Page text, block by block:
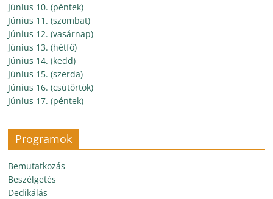
Június 10. (péntek)
Június 11. (szombat)
Június 12. (vasárnap)
Június 13. (hétfő)
Június 14. (kedd)
Június 15. (szerda)
Június 16. (csütörtök)
Június 17. (péntek)
Programok
Bemutatkozás
Beszélgetés
Dedikálás